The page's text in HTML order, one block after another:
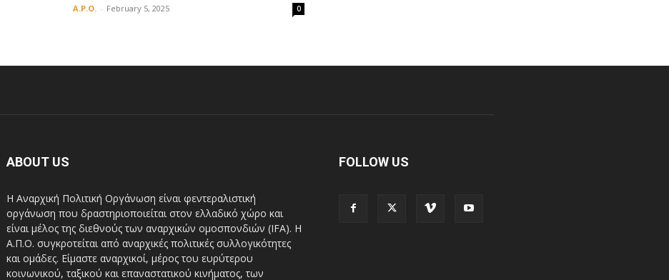
A.P.O. - February 5, 2025 0
ABOUT US
Η Αναρχική Πολιτική Οργάνωση είναι φεντεραλιστική
οργάνωση που δραστηριοποιείται στον ελλαδικό χώρο και
είναι μέλος της διεθνούς των αναρχικών ομοσπονδιών (IFA). H
A.Π.Ο. συγκροτείται από αναρχικές πολιτικές συλλογικότητες
και ομάδες. Είμαστε αναρχικοί, μέρος του ευρύτερου
κοινωνικού, ταξικού και επαναστατικού κινήματος, των
FOLLOW US